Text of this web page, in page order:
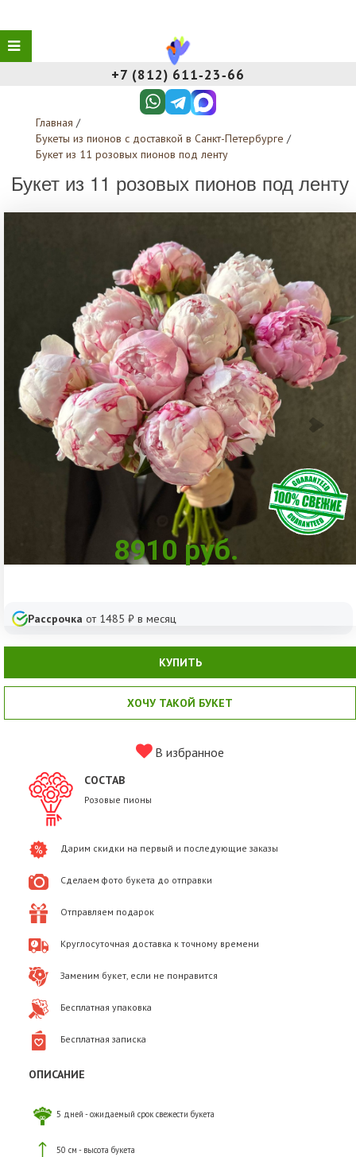
+7 (812) 611‑23‑66
Главная /
Букеты из пионов с доставкой в Санкт-Петербурге /
Букет из 11 розовых пионов под ленту
Букет из 11 розовых пионов под ленту
8910 руб.
Рассрочка от 1485 ₽ в месяц
КУПИТЬ
ХОЧУ ТАКОЙ БУКЕТ
В избранное
СОСТАВ
Розовые пионы
Дарим скидки на первый и последующие заказы
Сделаем фото букета до отправки
Отправляем подарок
Круглосуточная доставка к точному времени
Заменим букет, если не понравится
Бесплатная упаковка
Бесплатная записка
ОПИСАНИЕ
5 дней - ожидаемый срок свежести букета
50 см - высота букета